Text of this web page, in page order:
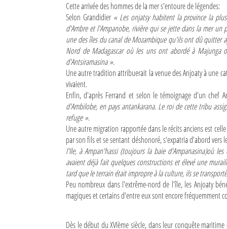
Sites touristiques
Diego Suarez Pratique
Les Petites Annonces
La Tribune de Diego en PDF
Cette arrivée des hommes de la mer s'entoure de légendes:
Selon Grandidier « Les onjatsy habitent la province la
d'Ambre et l'Ampanobe, rivière qui se jette dans la mer
une des îles du canal de Mozambique qu'ils ont dû quitter
Nord de Madagascar où les uns ont abordé à Majunga
d'Antsiramasina ».
Une autre tradition attribuerait la venue des Anjoaty à une
vivaient.
Enfin, d'après Ferrand et selon le témoignage d'un chef
d'Ambilobe, en pays antankarana. Le roi de cette tribu
refuge ».
Une autre migration rapportée dans le récits anciens est
par son fils et se sentant déshonoré, s'expatria d'abord vers
l'Ile, à Ampan'hassi (toujours la baie d'Ampanasina)où
avaient déjà fait quelques constructions et élevé une
tard que le terrain était impropre à la culture, ils se
Peu nombreux dans l'extrême-nord de l'île, les Anjoaty
magiques et certains d'entre eux sont encore fréquemment
Dès le début du XVIème siècle, dans leur conquête